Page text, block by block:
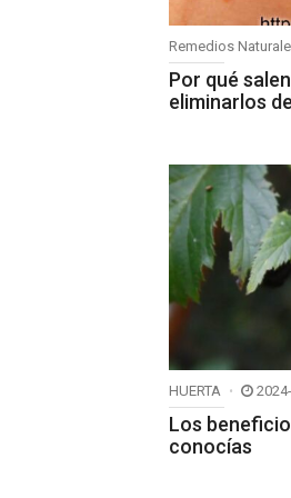
Remedios
Por qué
eliminarlos
HUERTA
Los
conocías